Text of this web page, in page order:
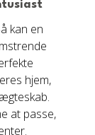
kan en
hjem,
at passe,